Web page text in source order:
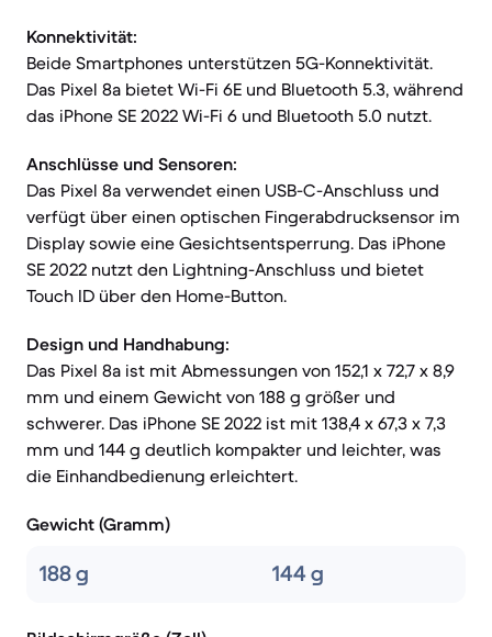
Konnektivität:
Beide Smartphones unterstützen 5G-Konnektivität.
Das Pixel 8a bietet Wi-Fi 6E und Bluetooth 5.3, während
das iPhone SE 2022 Wi-Fi 6 und Bluetooth 5.0 nutzt.
Anschlüsse und Sensoren:
Das Pixel 8a verwendet einen USB-C-Anschluss und
verfügt über einen optischen Fingerabdrucksensor im
Display sowie eine Gesichtsentsperrung. Das iPhone
SE 2022 nutzt den Lightning-Anschluss und bietet
Touch ID über den Home-Button.
Design und Handhabung:
Das Pixel 8a ist mit Abmessungen von 152,1 x 72,7 x 8,9
mm und einem Gewicht von 188 g größer und
schwerer. Das iPhone SE 2022 ist mit 138,4 x 67,3 x 7,3
mm und 144 g deutlich kompakter und leichter, was
die Einhandbedienung erleichtert.
Gewicht (Gramm)
188 g 144 g